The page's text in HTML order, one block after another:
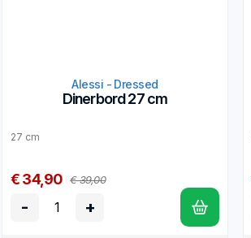
Alessi - Dressed
Dinerbord 27 cm
27 cm
€ 34,90 € 39,00
- +